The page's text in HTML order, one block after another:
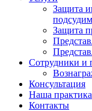
Защита
Защита
Сотрудники и
Консультация
Наша практика
Контакты